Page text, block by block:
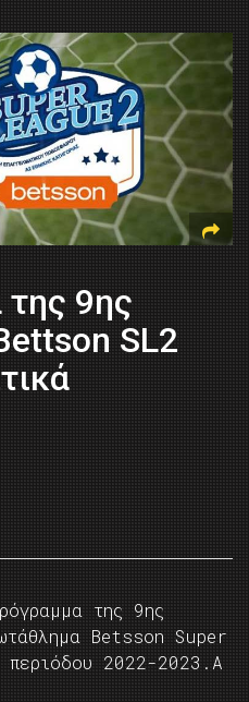
9ης
SL2
της 9ης
Betsson Super
περιόδου 2022-2023.Α